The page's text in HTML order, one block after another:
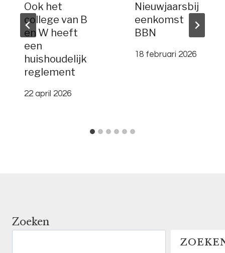
Ook het
college van B
en W heeft
een
huishoudelijk
reglement
22 april 2026
Nieuwjaarsbij
eenkomst
BBN
18 februari 2026
Zoeken